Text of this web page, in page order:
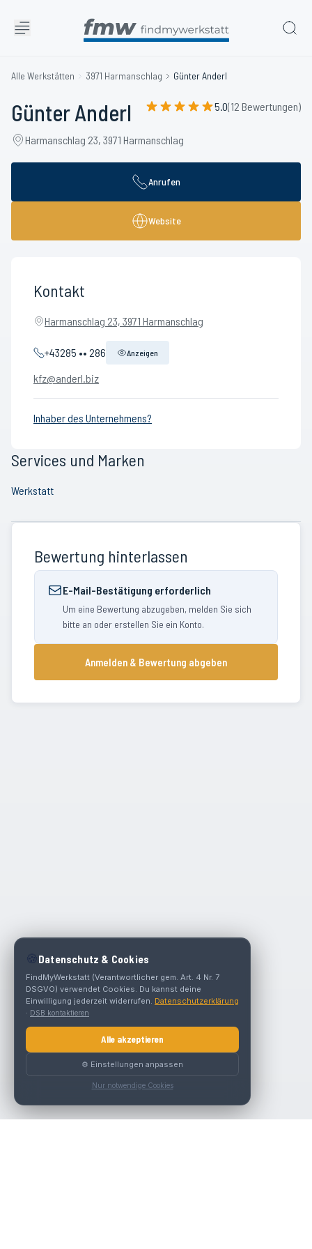
Alle Werkstätten 3971 Harmanschlag Günter Anderl
Günter Anderl 5.0(12 Bewertungen)
Harmanschlag 23, 3971 Harmanschlag
Anrufen
Website
Kontakt
Harmanschlag 23, 3971 Harmanschlag
+43285 •• 286 Anzeigen
kfz@anderl.biz
Inhaber des Unternehmens?
Services und Marken
Werkstatt
Bewertung hinterlassen
E-Mail-Bestätigung erforderlich
Um eine Bewertung abzugeben, melden Sie sich
bitte an oder erstellen Sie ein Konto.
Anmelden & Bewertung abgeben
🍪 Datenschutz & Cookies
FindMyWerkstatt (Verantwortlicher gem. Art. 4 Nr. 7
DSGVO) verwendet Cookies. Du kannst deine
Einwilligung jederzeit widerrufen. Datenschutzerklärung
· DSB kontaktieren
Alle akzeptieren
⚙️ Einstellungen anpassen
Nur notwendige Cookies